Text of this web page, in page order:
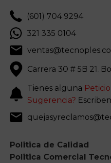
(601) 704 9294
321 335 0104
Carrera 30 # 5B 21.
Tienes alguna
Sugerencia?
Politica de Calidad
Politica Comercial